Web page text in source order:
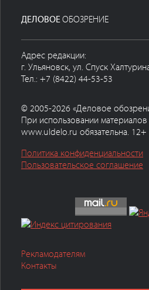
ДЕЛОВОЕ ОБОЗРЕНИЕ
Адрес редакции:
г. Ульяновск, ул. Спуск
Тел.: +7 (8422) 44-53-53
© 2005-2026 «Деловое
При использовании материалов
www.uldelo.ru обязательна. 12+
Политика конфиденциальности
Пользовательское соглашение
Рекламодателям
Контакты